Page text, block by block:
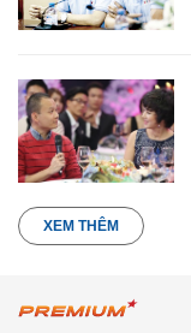
XEM THÊM